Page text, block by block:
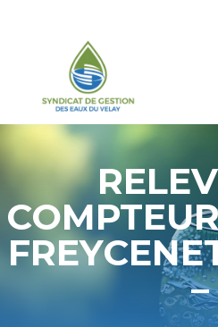
–
Le SGEV
Les compétences
Marchés publics
Mes Démarches
Espace
Contact